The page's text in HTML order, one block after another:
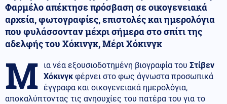
Φαρμέλο απέκτησε πρόσβαση σε οικογενειακά
αρχεία, φωτογραφίες, επιστολές και ημερολόγια
που φυλάσσονταν μέχρι σήμερα στο σπίτι της
αδελφής του Χόκινγκ, Μέρι Χόκινγκ
Μ ια νέα εξουσιοδοτημένη βιογραφία του Στίβεν
Χόκινγκ φέρνει στο φως άγνωστα προσωπικά
έγγραφα και οικογενειακά ημερολόγια,
αποκαλύπτοντας τις ανησυχίες του πατέρα του για το